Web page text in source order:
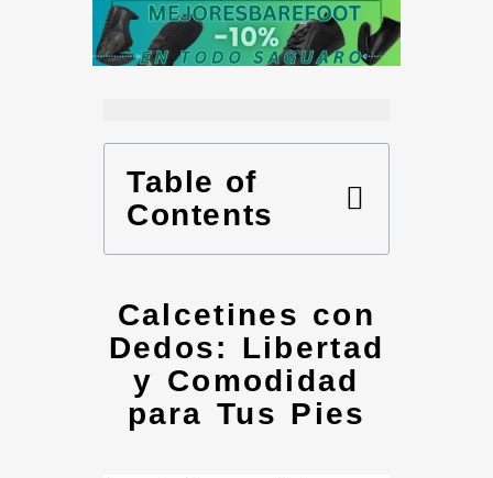
Table of
Contents
Calcetines con
Dedos: Libertad
y Comodidad
para Tus Pies